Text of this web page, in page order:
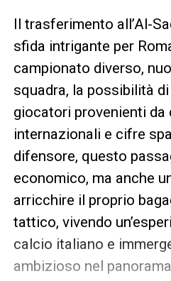
Il trasferimento all’Al-
sfida intrigante per
campionato diverso,
squadra, la possibilità
giocatori provenienti da
internazionali e cifre
difensore, questo
economico, ma anche
arricchire il proprio
tattico, vivendo
calcio italiano e
ambizioso nel